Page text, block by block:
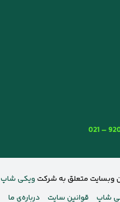
021 –
وبسایت متعلق به شرکت ویکی شاپ
شاپ
قوانین سایت درباره‌ی ما